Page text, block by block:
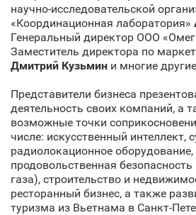
научно-исследовательской
«Координационная лаборатория»
Генеральный директор ООО
Заместитель директора по
Дмитрий Кузьмин и многие
Представители бизнеса
деятельность своих компаний, а
возможные точки
числе: искусственный интеллект,
радиолокационное оборудование,
продовольственная
газа), строительство и
ресторанный бизнес, а также
туризма из Вьетнама в